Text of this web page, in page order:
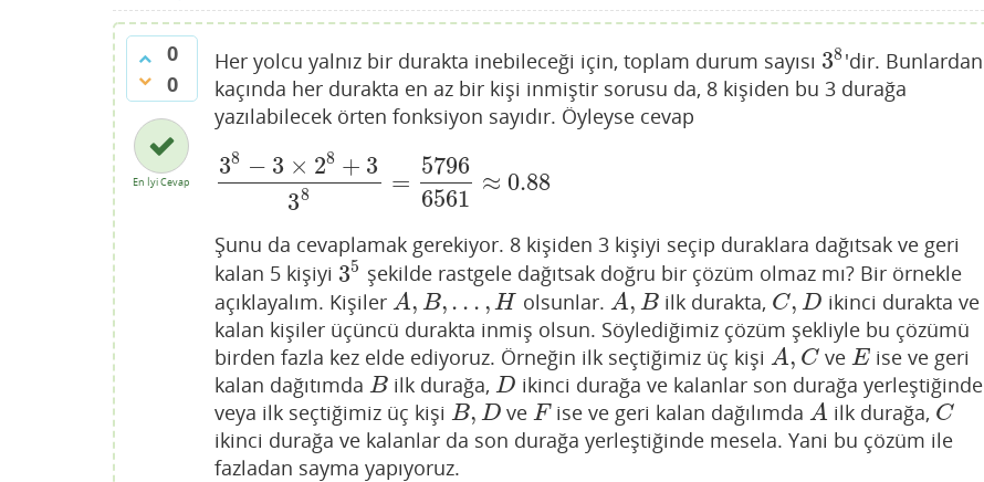
0
0
En İyi Cevap
Her yolcu yalnız bir durakta inebileceği için, toplam durum sayısı 38
38'dir. Bunlardan
kaçında her durakta en az bir kişi inmiştir sorusu da, 8 kişiden bu 3 durağa
yazılabilecek örten fonksiyon sayıdır. Öyleyse cevap
38 − 3 × 28 + 3
38 =
5796
6561
≈ 0.88
38−3×28+338=57966561≈ 0.88
Şunu da cevaplamak gerekiyor. 8 kişiden 3 kişiyi seçip duraklara dağıtsak ve geri
kalan 5 kişiyi 35
35 şekilde rastgele dağıtsak doğru bir çözüm olmaz mı? Bir örnekle
açıklayalım. Kişiler A, B,. . . , H
A,B ,..., H olsunlar. A, B
A,B ilk durakta, C, D
C,D
ikinci durakta ve
kalan kişiler üçüncü durakta inmiş olsun. Söylediğimiz çözüm şekliyle bu çözümü
birden fazla kez elde ediyoruz. Örneğin ilk seçtiğimiz üç kişi A, C
A,C ve E
E ise ve geri
kalan dağıtımda B
B ilk durağa, D
D ikinci durağa ve kalanlar son durağa yerleştiğinde
veya ilk seçtiğimiz üç kişi B, D
B,D ve F
F ise ve geri kalan dağılımda A
A ilk durağa, C
C
ikinci durağa ve kalanlar da son durağa yerleştiğinde mesela. Yani bu çözüm ile
fazladan sayma yapıyoruz.